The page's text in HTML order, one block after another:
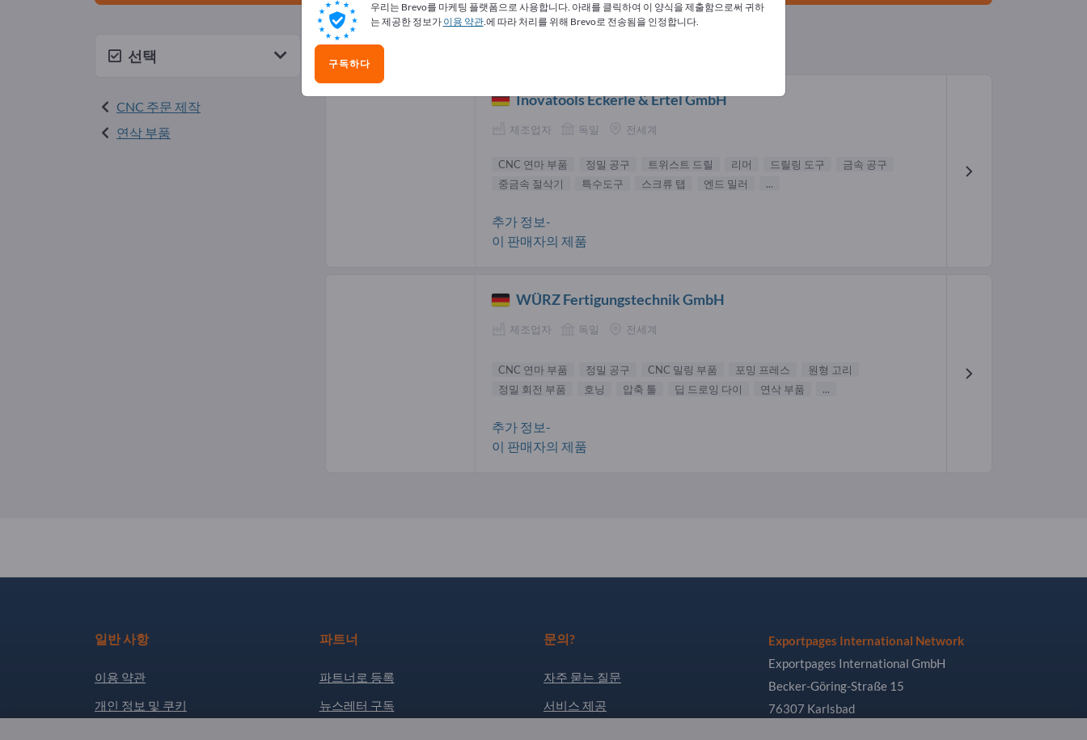
선택
CNC 주문 제작
연삭 부품
CNC 연마 부품 공급업체(2)
Inovatools Eckerle & Ertel GmbH
제조업자 독일 전세계
CNC 연마 부품 정밀 공구 트위스트 드릴 리머 드릴링 도구
금속 공구
중금속 절삭기
특수도구 스크류 탭 엔드 밀러 ...
추가 정보-
이 판매자의 제품
WÜRZ Fertigungstechnik GmbH
제조업자 독일 전세계
CNC 연마 부품 정밀 공구 CNC 밀링 부품 포밍 프레스
원형 고리
정밀 회전 부품
호닝 압축 툴 딥 드로잉 다이 연삭 부품 ...
추가 정보-
이 판매자의 제품
일반 사항
이용 약관
개인 정보 및 쿠키
파트너
파트너로 등록
뉴스레터 구독
문의?
자주 묻는 질문
서비스 제공
Exportpages International Network
Exportpages International GmbH
Becker-Göring-Straße 15
76307 Karlsbad
우리는 Brevo를 마케팅 플랫폼으로 사용합니다. 아래를 클릭하여 이 양식을 제출함으로써 귀하
는 제공한 정보가 이용 약관.에 따라 처리를 위해 Brevo로 전송됨을 인정합니다.
구독하다